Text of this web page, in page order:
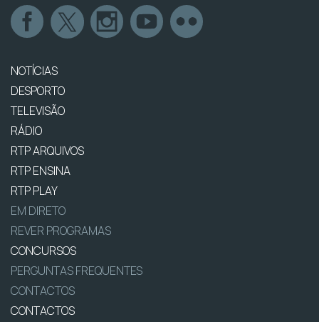
NOTÍCIAS
DESPORTO
TELEVISÃO
RÁDIO
RTP ARQUIVOS
RTP ENSINA
RTP PLAY
EM DIRETO
REVER PROGRAMAS
CONCURSOS
PERGUNTAS FREQUENTES
CONTACTOS
CONTACTOS